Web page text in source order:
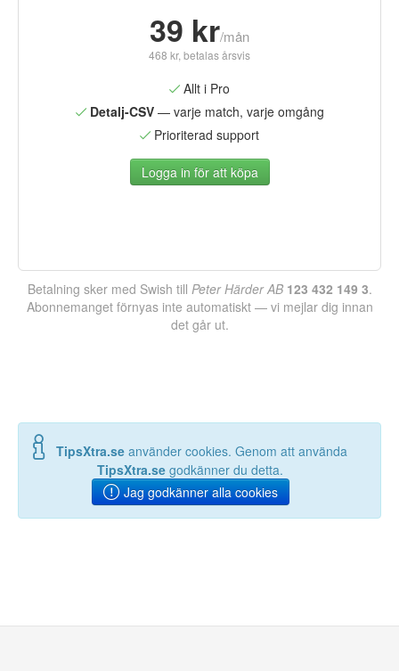
39 kr/mån
468 kr, betalas årsvis
Allt i Pro
Detalj-CSV— varje match, varje omgång
Prioriterad support
Logga in för att köpa
Betalning sker med Swish till Peter Härder AB 123 432 149 3.
Abonnemanget förnyas inte automatiskt — vi mejlar dig innan
det går ut.
TipsXtra.se använder cookies. Genom att använda
TipsXtra.se godkänner du detta.
Jag godkänner alla cookies